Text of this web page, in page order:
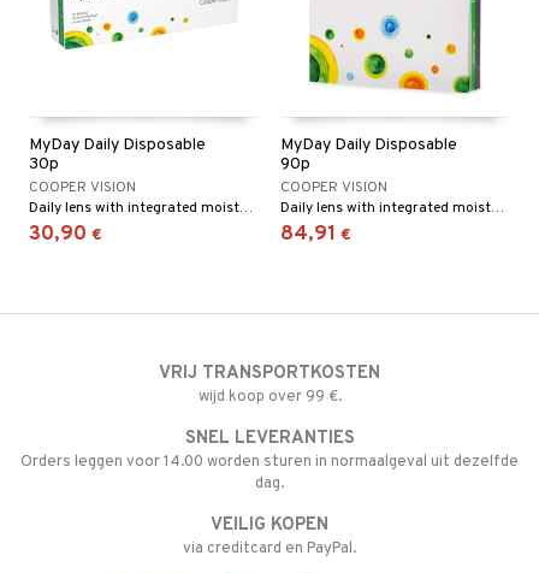
MyDay Daily Disposable
30p
COOPER VISION
Daily lens with integrated moisture channels
30,90 €
MyDay Daily Disposable
90p
COOPER VISION
Daily lens with integrated moisture channels
84,91 €
VRIJ TRANSPORTKOSTEN
wijd koop over 99 €.
SNEL LEVERANTIES
Orders leggen voor 14.00 worden sturen in normaalgeval uit dezelfde
dag.
VEILIG KOPEN
via creditcard en PayPal.